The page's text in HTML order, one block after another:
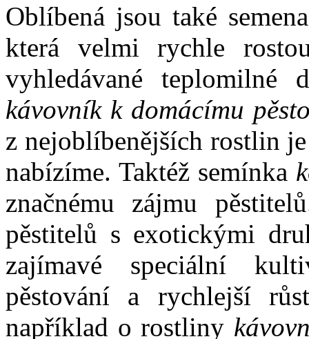
Oblíbená jsou také
která velmi rychle
vyhledávané
kávovník k domácímu
z nejoblíbenějších rostlin
nabízíme. Taktéž semínka
značnému zájmu
pěstitelů s exotickými
zajímavé speciální
pěstování a rychlejší
například o rostliny